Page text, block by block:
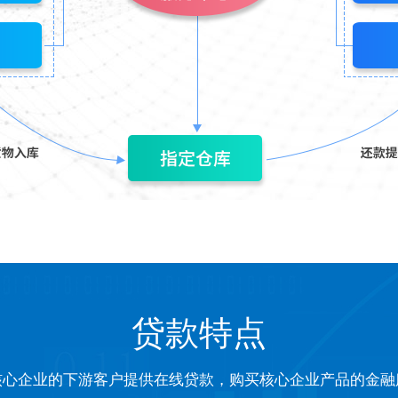
贷款特点
企业的下游客户提供在线贷款，购买核心企业产品的金